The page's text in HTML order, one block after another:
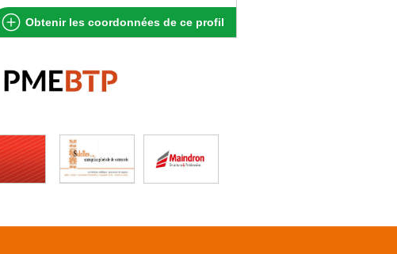
Obtenir les coordonnées de ce profil